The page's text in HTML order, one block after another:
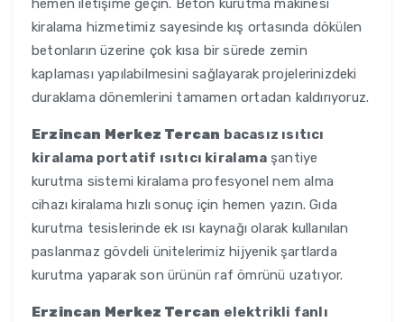
hemen iletişime geçin. Beton kurutma makinesi
kiralama hizmetimiz sayesinde kış ortasında dökülen
betonların üzerine çok kısa bir sürede zemin
kaplaması yapılabilmesini sağlayarak projelerinizdeki
duraklama dönemlerini tamamen ortadan kaldırıyoruz.
Erzincan Merkez Tercan bacasız ısıtıcı
kiralama portatif ısıtıcı kiralamaşantiye
kurutma sistemi kiralama profesyonel nem alma
cihazı kiralama hızlı sonuç için hemen yazın. Gıda
kurutma tesislerinde ek ısı kaynağı olarak kullanılan
paslanmaz gövdeli ünitelerimiz hijyenik şartlarda
kurutma yaparak son ürünün raf ömrünü uzatıyor.
Erzincan Merkez Tercan elektrikli fanlı